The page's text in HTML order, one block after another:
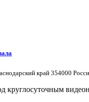
край 354000
круглосуточным